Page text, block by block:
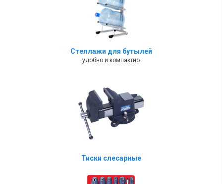
Стеллажи для бутылей
удобно и компактно
Тиски слесарные